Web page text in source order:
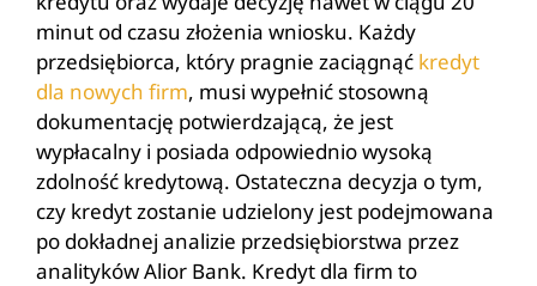
minut od czasu złożenia wniosku. Każdy
przedsiębiorca, który pragnie zaciągnąć kredyt
dla nowych firm, musi wypełnić stosowną
dokumentację potwierdzającą, że jest
wypłacalny i posiada odpowiednio wysoką
zdolność kredytową. Ostateczna decyzja o tym,
czy kredyt zostanie udzielony jest podejmowana
po dokładnej analizie przedsiębiorstwa przez
analityków Alior Bank. Kredyt dla firm to